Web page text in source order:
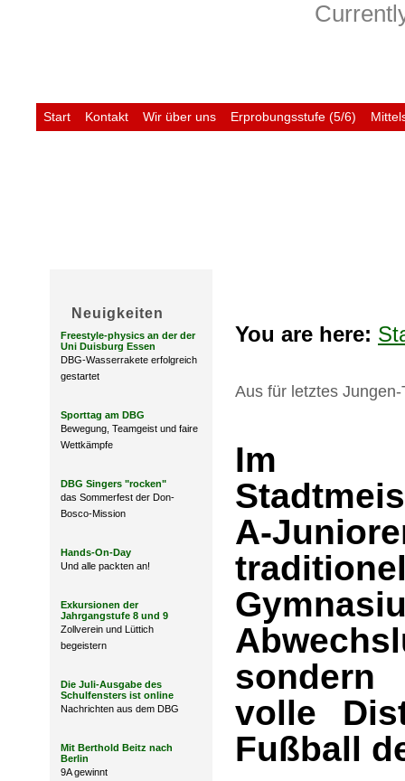
Start Kontakt Wir über uns Erprobungsstufe (5/6)
Neuigkeiten
Freestyle-physics an der der
Uni Duisburg Essen
DBG-Wasserrakete erfolgreich
gestartet
Sporttag am DBG
Bewegung, Teamgeist und faire
Wettkämpfe
DBG Singers "rocken"
das Sommerfest der Don-
Bosco-Mission
Hands-On-Day
Und alle packten an!
Exkursionen der
Jahrgangstufe 8 und 9
Zollverein und Lüttich
begeistern
Die Juli-Ausgabe des
Schulfensters ist online
Nachrichten aus dem DBG
Mit Berthold Beitz nach
Berlin
9A gewinnt
You are here:
Aus für letztes Jungen-
Im
A-
volle
Fußball